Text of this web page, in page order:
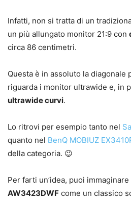
Infatti, non si tratta di un
un più allungato monitor 21:9 con
circa 86 centimetri.
Questa è in assoluto la diagonale
riguarda i monitor ultrawide e, in
ultrawide curvi.
Lo ritrovi per esempio tanto nel
quanto nel BenQ MOBIUZ
della categoria. 😉
Per farti un’idea, puoi immaginare
AW3423DWF come un classico